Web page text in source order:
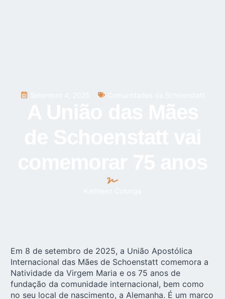
Em 8 de setembro de 2025, a União Apostólica
Internacional das Mães de Schoenstatt comemora a
Natividade da Virgem Maria e os 75 anos de
fundação da comunidade internacional, bem como
no seu local de nascimento, a Alemanha. É um marco